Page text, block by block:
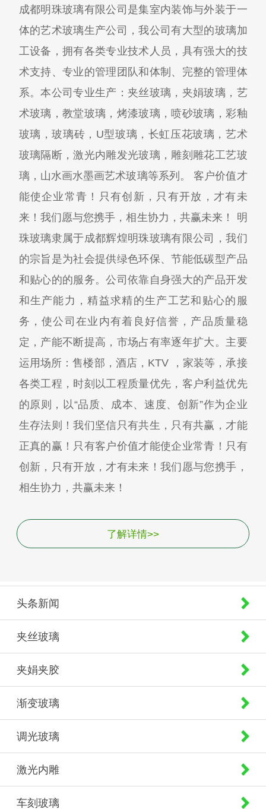
成都明珠玻璃有限公司是集室内装饰与外装于一
体的艺术玻璃生产公司，我公司有大型的玻璃加
工设备，拥有各类专业技术人员，具有强大的技
术支持、专业的管理团队和体制、完整的管理体
系。本公司专业生产：夹丝玻璃，夹娟玻璃，艺
术玻璃，教堂玻璃，烤漆玻璃，喷砂玻璃，彩釉
玻璃，玻璃砖，U型玻璃，长虹压花玻璃，艺术
玻璃隔断，激光内雕发光玻璃，雕刻雕花工艺玻
璃，山水画水墨画艺术玻璃等系列。 客户价值才
能使企业常青！只有创新，只有开放，才有未
来！我们愿与您携手，相生协力，共赢未来！ 明
珠玻璃隶属于成都辉煌明珠玻璃有限公司，我们
的宗旨是为社会提供绿色环保、节能低碳型产品
和贴心的的服务。公司依靠自身强大的产品开发
和生产能力，精益求精的生产工艺和贴心的服
务，使公司在业内有着良好信誉，产品质量稳
定，产能不断提高，市场占有率逐年扩大。主要
运用场所：售楼部，酒店，KTV ，家装等，承接
各类工程，时刻以工程质量优先，客户利益优先
的原则，以“品质、成本、速度、创新”作为企业
生存法则！我们坚信只有共生，只有共赢，才能
正真的赢！只有客户价值才能使企业常青！只有
创新，只有开放，才有未来！我们愿与您携手，
相生协力，共赢未来！
了解详情>>
头条新闻
夹丝玻璃
夹娟夹胶
渐变玻璃
调光玻璃
激光内雕
车刻玻璃